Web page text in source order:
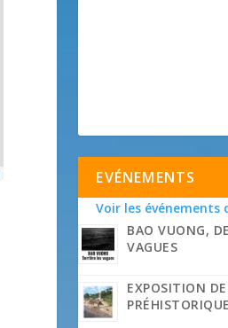
EVÉNEMENTS
Voir les événements
BAO VUONG,
VAGUES
EXPOSITION